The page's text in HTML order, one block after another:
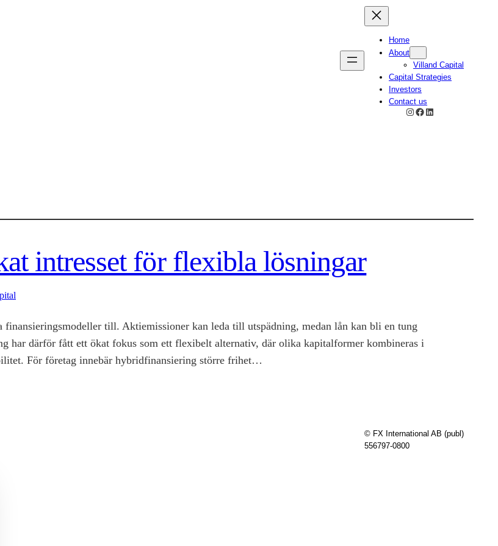
Home
About
Villand Capital
Capital Strategies
Investors
Contact us
Instagram
Facebook
LinkedIn
intresset för flexibla lösningar
till. Aktiemissioner kan leda till utspädning, medan lån kan bli en tung
har därför fått ett ökat fokus som ett flexibelt alternativ, där olika kapitalformer kombineras i
För företag innebär hybridfinansiering större frihet…
© FX International AB (publ)
556797-0800